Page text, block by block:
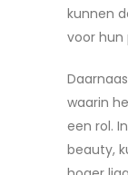
kunnen
voor hun
waarin
een rol.
beauty,